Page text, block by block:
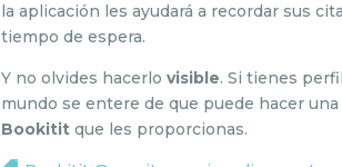
la aplicación les ayudará a recordar sus
tiempo de espera.
Y no olvides hacerlovisible. Si tienes
mundo se entere de que puede hacer una
Bookitit que les proporcionas.